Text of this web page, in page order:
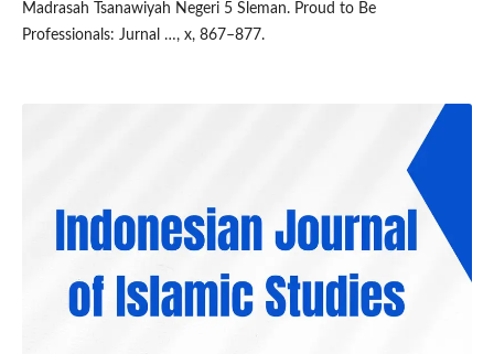
Madrasah Tsanawiyah Negeri 5 Sleman. Proud to Be
Professionals: Jurnal …, x, 867–877.